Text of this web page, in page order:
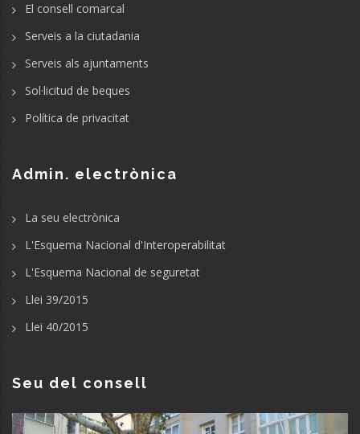
El consell comarcal
Serveis a la ciutadania
Serveis als ajuntaments
Sol·licitud de beques
Política de privacitat
Admin. electrònica
La seu electrònica
L'Esquema Nacional d'Interoperabilitat
L'Esquema Nacional de seguretat
Llei 39/2015
Llei 40/2015
Seu del consell